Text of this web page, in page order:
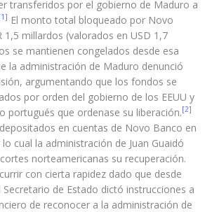
transferidos por el gobierno de Maduro a
El monto total bloqueado por Novo
1,5 millardos (valorados en USD 1,7
se mantienen congelados desde esa
la administración de Maduro denunció
argumentando que los fondos se
por orden del gobierno de los EEUU y
portugués que ordenase su liberación.[2]
en cuentas de Novo Banco en
cual la administración de Juan Guaidó
norteamericanas su recuperación.
con cierta rapidez dado que desde
Secretario de Estado dictó instrucciones a
de reconocer a la administración de